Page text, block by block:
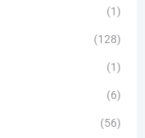
(1)
(128)
(1)
(6)
(56)